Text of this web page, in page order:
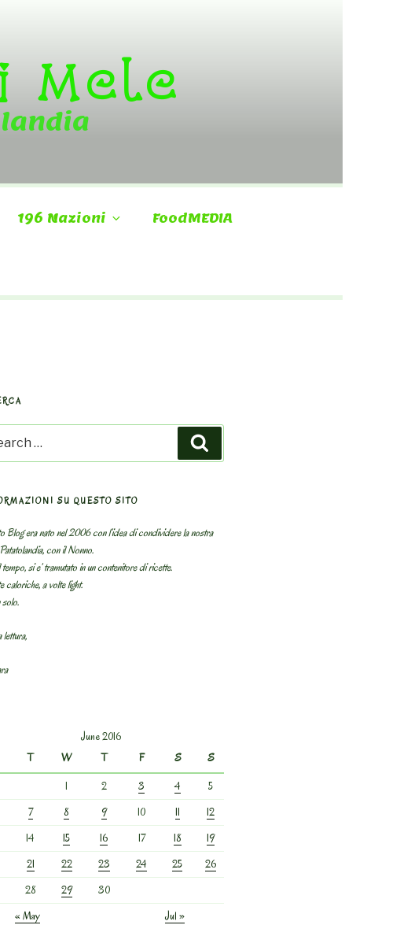
Mele
196 Nazioni FoodMEDIA
SU QUESTO SITO
Blog era nato nel 2006 con l’idea di condividere la nostra
con il Nonno.
si e’ tramutato in un contenitore di ricette.
caloriche, a volte light.
lettura,
June 2016
T W T F S
S
1
2 3 4
5
7 8 9 10 11
12
14 15 16 17 18
19
21 22 23 24 25
26
28 29
30
« May
Jul »